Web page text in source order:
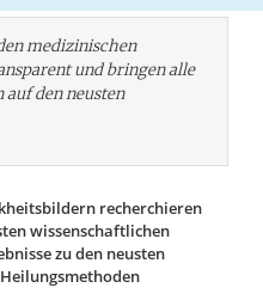
medizinischen
und bringen alle
den neusten
recherchieren
wissenschaftlichen
zu den neusten